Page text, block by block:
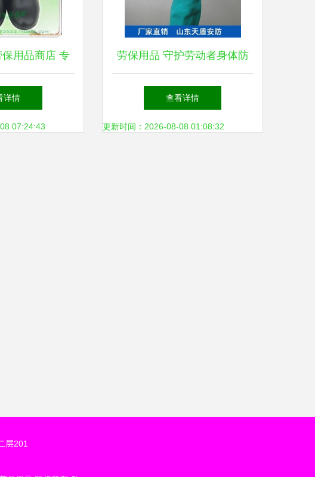
用品商店 专
开始——靴子
表全览
详情
07:24:43
劳保用品 守护劳动者身体防
护的安全防线
查看详情
更新时间：2026-08-08 01:08:32
层201